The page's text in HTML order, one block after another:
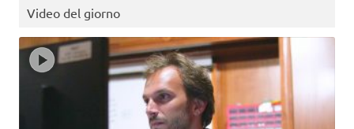
Video del giorno